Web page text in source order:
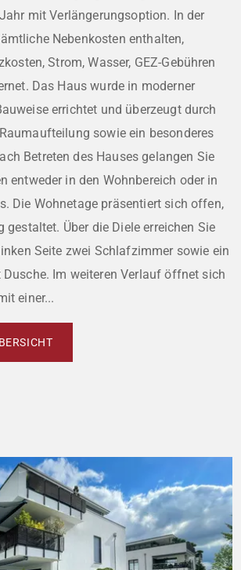
mit Verlängerungsoption. In der
Nebenkosten enthalten,
Strom, Wasser, GEZ-Gebühren
Das Haus wurde in moderner
errichtet und überzeugt durch
sowie ein besonderes
Betreten des Hauses gelangen Sie
entweder in den Wohnbereich oder in
Die Wohnetage präsentiert sich offen,
gestaltet. Über die Diele erreichen Sie
Seite zwei Schlafzimmer sowie ein
Im weiteren Verlauf öffnet sich
einer...